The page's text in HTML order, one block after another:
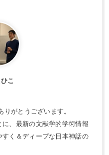
こ
がとうございます。
に、最新の文献学的学術情報
く＆ディープな日本神話の